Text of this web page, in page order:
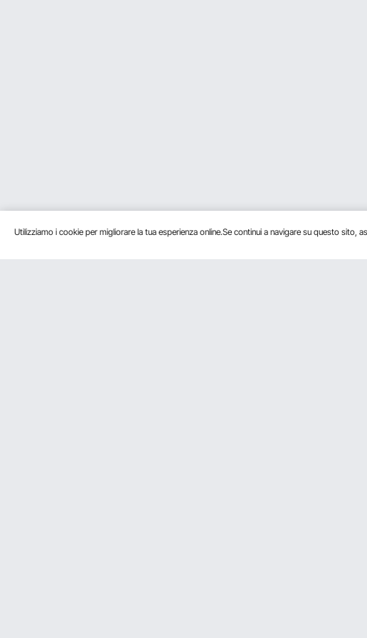
Utilizziamo i cookie per migliorare la tua esperienza online.Se continui a navigare su questo sito,